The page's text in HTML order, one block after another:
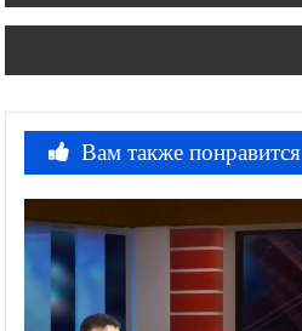
по
Вам также понравится